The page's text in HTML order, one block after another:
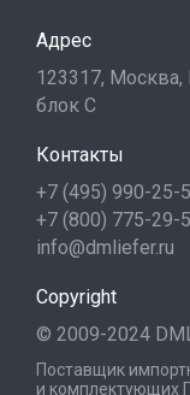
Адрес
123317, Москва,
блок С
Контакты
+7 (495) 990-25-
+7 (800) 775-29-
info@dmliefer.ru
Copyright
© 2009-2024
Поставщик
и комплектующих